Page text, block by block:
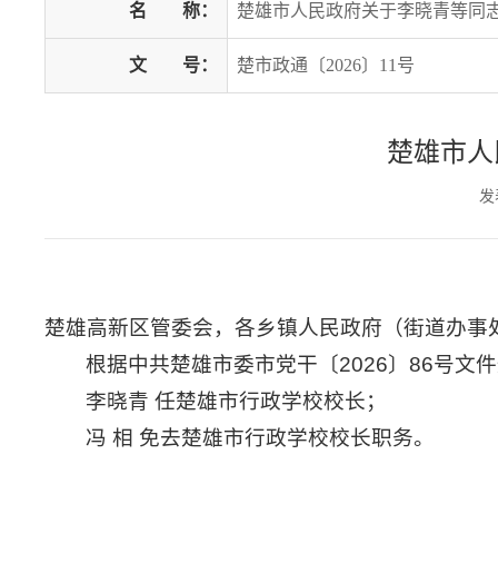
名 称： 楚雄市人民政府关于李晓青等同
文 号： 楚市政通〔2026〕11号
楚雄市
楚雄高新区管委会，各乡镇人民政府（街道办事
根据中共楚雄市委市党干〔2026〕86号文
李晓青 任楚雄市行政学校校长；
冯 相 免去楚雄市行政学校校长职务。